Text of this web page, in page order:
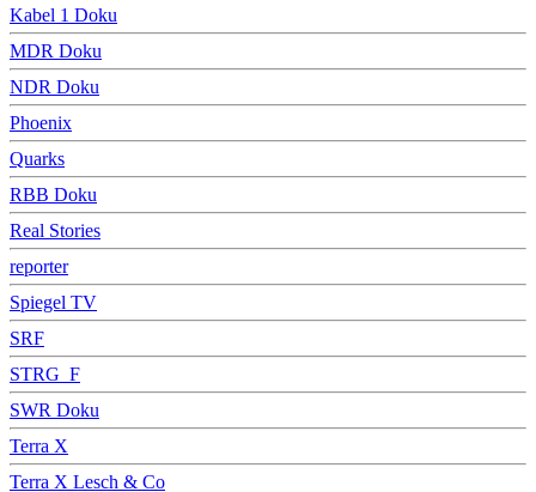
Kabel 1 Doku
MDR Doku
NDR Doku
Phoenix
Quarks
RBB Doku
Real Stories
reporter
Spiegel TV
SRF
STRG_F
SWR Doku
Terra X
Terra X Lesch & Co